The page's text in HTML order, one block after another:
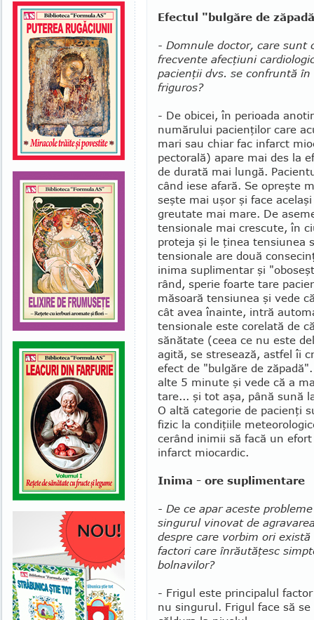
Efectul "bulgăre de
- Domnule doctor, care sunt
frecvente afecţiuni
pacienţii dvs. se con­fruntă
friguros?
- De obicei, în perioada
numărului pacienţilor care
mari sau chiar fac infarct
pectorală) apare mai des la
de durată mai lungă.
când iese afară. Se opreşte
seşte mai uşor şi face
greutate mai mare. De
tensionale mai crescute, în
proteja şi le ţinea tensiunea
tensionale are două
inima suplimentar şi
rând, sperie foarte tare
măsoară tensiunea şi vede
cât avea înainte, intră
tensionale este corelată de
sănătate (ceea ce nu este
agită, se stresează, astfel îi
efect de "bulgăre de
alte 5 minute şi vede că a
tare... şi tot aşa, până sună
O altă categorie de pacienţi
fizic la condiţiile
cerând inimii să facă un
infarct miocardic.
Inima - ore suplimentare
- De ce apar aceste
sin­gurul vinovat de
despre care vorbim ori
factori care în­rău­tăţesc
bolnavilor?
- Frigul este principalul
nu singurul. Frigul face să se